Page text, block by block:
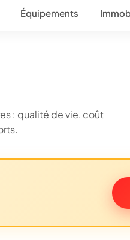
Équipements
: qualité de vie, coût